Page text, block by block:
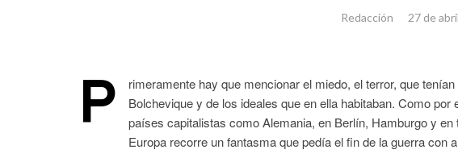
Redacción 27 de
P
rimeramente hay que mencionar el miedo, el terror, que
Bolchevique y de los ideales que en ella habitaban. Como
países capitalistas como Alemania, en Berlín, Hamburgo y
Europa recorre un fantasma que pedía el fin de la guerra con